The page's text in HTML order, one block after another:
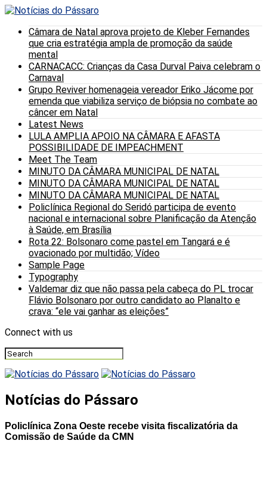
Câmara de Natal aprova projeto de Kleber Fernandes
que cria estratégia ampla de promoção da saúde
mental
CARNACACC: Crianças da Casa Durval Paiva celebram o
Carnaval
Grupo Reviver homenageia vereador Eriko Jácome por
emenda que viabiliza serviço de biópsia no combate ao
câncer em Natal
Latest News
LULA AMPLIA APOIO NA CÂMARA E AFASTA
POSSIBILIDADE DE IMPEACHMENT
Meet The Team
MINUTO DA CÂMARA MUNICIPAL DE NATAL
MINUTO DA CÂMARA MUNICIPAL DE NATAL
MINUTO DA CÂMARA MUNICIPAL DE NATAL
Policlínica Regional do Seridó participa de evento
nacional e internacional sobre Planificação da Atenção
à Saúde, em Brasília
Rota 22: Bolsonaro come pastel em Tangará e é
ovacionado por multidão; Vídeo
Sample Page
Typography
Valdemar diz que não passa pela cabeça do PL trocar
Flávio Bolsonaro por outro candidato ao Planalto e
crava: “ele vai ganhar as eleições”
Connect with us
Notícias do Pássaro
Policlínica Zona Oeste recebe visita fiscalizatória da
Comissão de Saúde da CMN